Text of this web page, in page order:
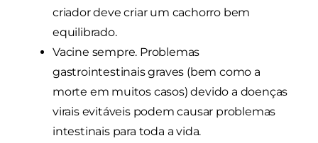
criador deve criar um cachorro bem
equilibrado.
Vacine sempre. Problemas
gastrointestinais graves (bem como a
morte em muitos casos) devido a doenças
virais evitáveis podem causar problemas
intestinais para toda a vida.